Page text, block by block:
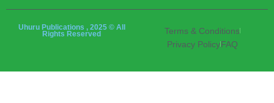
Uhuru Publications , 2025 © All
Rights Reserved
Terms & Conditions
Privacy PolicyFAQ